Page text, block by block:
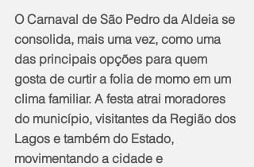
O Carnaval de São Pedro da Aldeia se
consolida, mais uma vez, como uma
das principais opções para quem
gosta de curtir a folia de momo em um
clima familiar. A festa atrai moradores
do município, visitantes da Região dos
Lagos e também do Estado,
movimentando a cidade e